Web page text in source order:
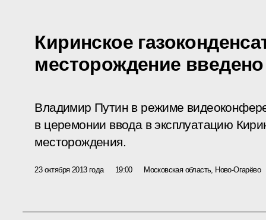
Киринское
месторождение
Владимир Путин в режиме
в церемонии ввода в эксплуатацию
месторождения.
23 октября 2013 года 19:00 Московская область, Ново-Огарёво